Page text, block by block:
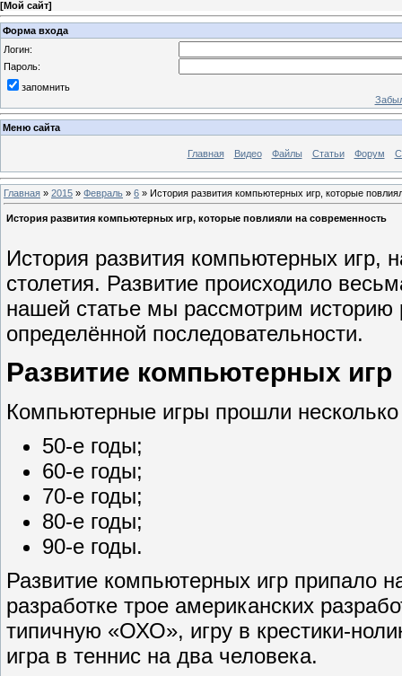
[Мой сайт]
Форма входа
Логин:
Пароль:
запомнить
Меню сайта
Главная Видео Файлы Статьи Форум
Главная » 2015 » Февраль » 6 » История развития компьютерных игр, которые
История развития компьютерных игр, которые повлияли на современность
История развития компьютерных игр,
столетия. Развитие происходило
нашей статье мы рассмотрим историю
определённой последовательности.
Развитие компьютерных игр
Компьютерные игры прошли несколько
50-е годы;
60-е годы;
70-е годы;
80-е годы;
90-е годы.
Развитие компьютерных игр припало
разработке трое американских
типичную «ОХО», игру в крестики-
игра в теннис на два человека.